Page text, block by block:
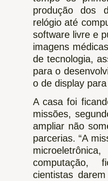
produção dos
relógio até
software livre e
imagens
de tecnologia,
para o
o de display
A casa foi
missões,
ampliar não
parcerias. “A
computação,
cientistas